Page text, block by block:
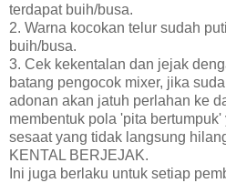
terdapat buih/busa.
2. Warna kocokan telur sudah
buih/busa.
3. Cek kekentalan dan jejak
batang pengocok mixer, jika
adonan akan jatuh perlahan ke
membentuk pola 'pita
sesaat yang tidak langsung
KENTAL BERJEJAK.
Ini juga berlaku untuk setiap